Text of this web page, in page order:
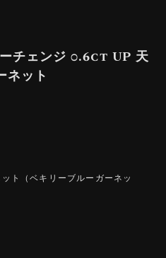
チェンジ 0.6ct UP 天
ネット
ト（ベキリーブルーガーネッ